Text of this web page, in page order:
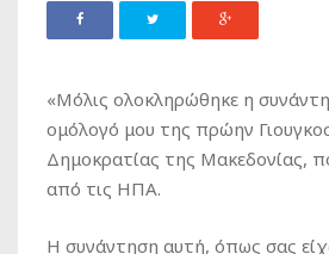
«Μόλις ολοκληρώθηκε η
ομόλογό μου της πρώην
Δημοκρατίας της Μακεδονίας,
από τις ΗΠΑ.
Η συνάντηση αυτή, όπως σας